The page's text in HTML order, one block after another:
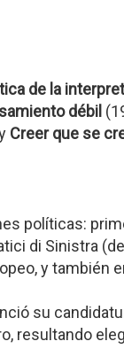
de la
débil
Creer que se
políticas:
di Sinistra
y también
su
resultando